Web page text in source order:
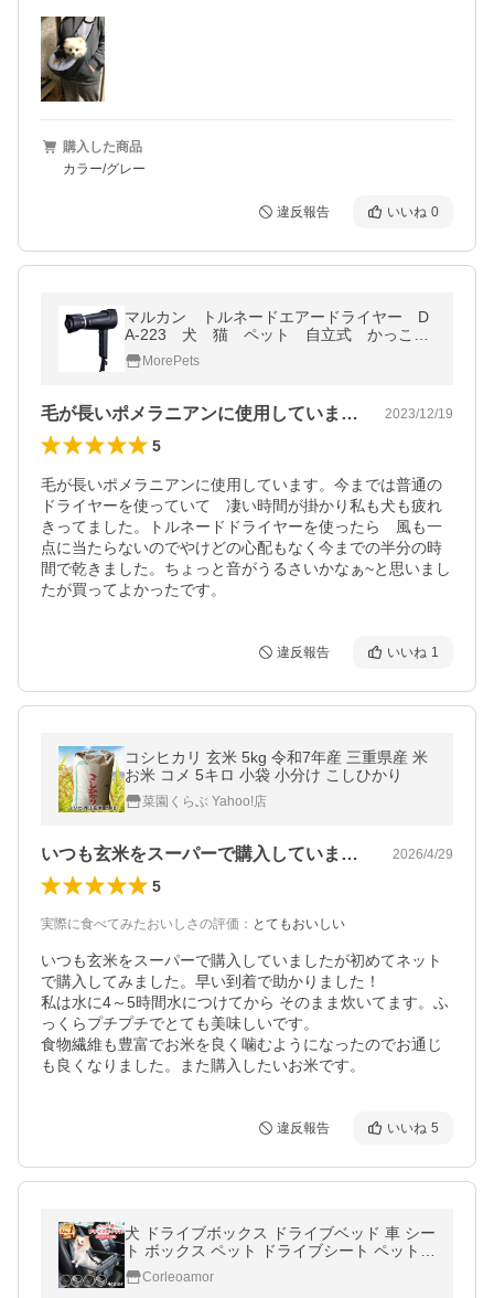
購入した商品
カラー/グレー
違反報告 いいね 0
マルカン トルネードエアードライヤー D
A-223 犬 猫 ペット 自立式 かっこい
い オシャレ ドライヤー フリーハンド
ブラック 黒
MorePets
毛が長いポメラニアンに使用しています。… 2023/12/19
5
毛が長いポメラニアンに使用しています。今までは普通の
ドライヤーを使っていて　凄い時間が掛かり私も犬も疲れ
きってました。トルネードドライヤーを使ったら　風も一
点に当たらないのでやけどの心配もなく今までの半分の時
間で乾きました。ちょっと音がうるさいかなぁ~と思いまし
たが買ってよかったです。
違反報告 いいね 1
コシヒカリ 玄米 5kg 令和7年産 三重県産 米
お米 コメ 5キロ 小袋 小分け こしひかり
菜園くらぶ Yahoo!店
いつも玄米をスーパーで購入していました… 2026/4/29
5
実際に食べてみたおいしさの評価 ： とてもおいしい
いつも玄米をスーパーで購入していましたが初めてネット
で購入してみました。早い到着で助かりました！
私は水に4～5時間水につけてから そのまま炊いてます。ふ
っくらプチプチでとても美味しいです。
食物繊維も豊富でお米を良く噛むようになったのでお通じ
も良くなりました。また購入したいお米です。
違反報告 いいね 5
犬 ドライブボックス ドライブベッド 車 シー
ト ボックス ペット ドライブシート ペット用
品 犬用 外が見える おしゃれ 助手席 小型犬
Corleoamor